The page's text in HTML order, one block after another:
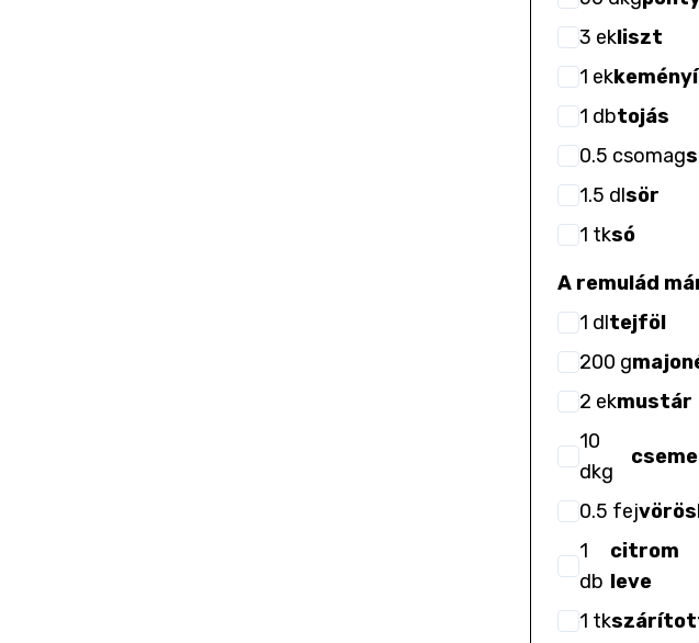
3 ekliszt
1 ek
1 dbtojás
0.5 csomag
1.5 dlsör
1 tksó
A remulád
1 dltejföl
200 g
2 ekmustár
10
dkg
0.5 fej
1
db
citrom
leve
1 tk